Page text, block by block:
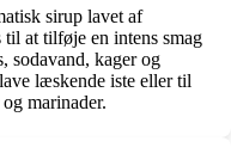
sirup lavet af
til at tilføje en intens smag
sodavand, kager og
læskende iste eller til
marinader.